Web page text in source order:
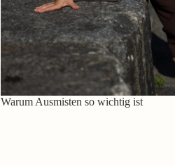
Warum Ausmisten so wichtig ist